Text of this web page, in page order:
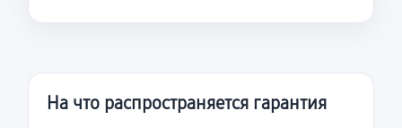
На что распространяется гарантия